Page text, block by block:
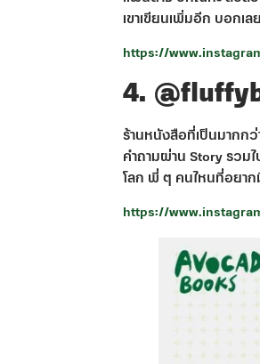
เขาเขียนเพิ่มอีก บอกเ
https://
4.
ร้านหนังสือที่เป็นมากก
คำถามผ่าน Story รวม
โลก พี่ ๆ คนไหนที่อยา
https://